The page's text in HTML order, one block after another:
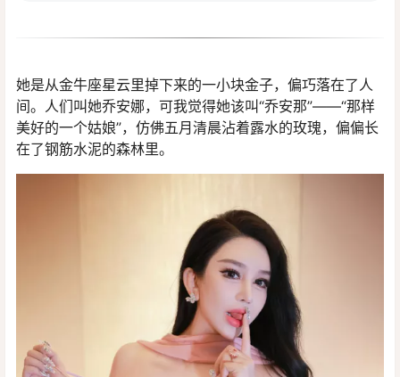
她是从金牛座星云里掉下来的一小块金子，偏巧落在了人
间。人们叫她乔安娜，可我觉得她该叫“乔安那”——“那样
美好的一个姑娘”，仿佛五月清晨沾着露水的玫瑰，偏偏长
在了钢筋水泥的森林里。